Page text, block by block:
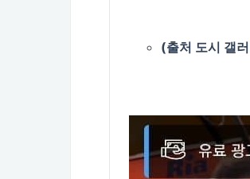
(출처 도시 갤